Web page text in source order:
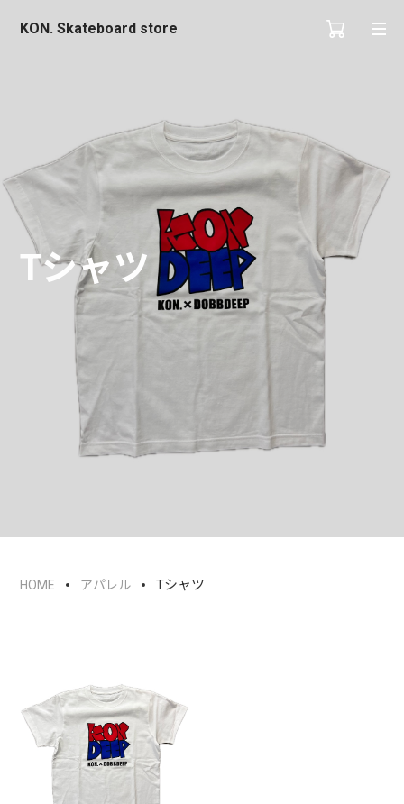
KON. Skateboard store
Tシャツ
HOME アパレル Tシャツ